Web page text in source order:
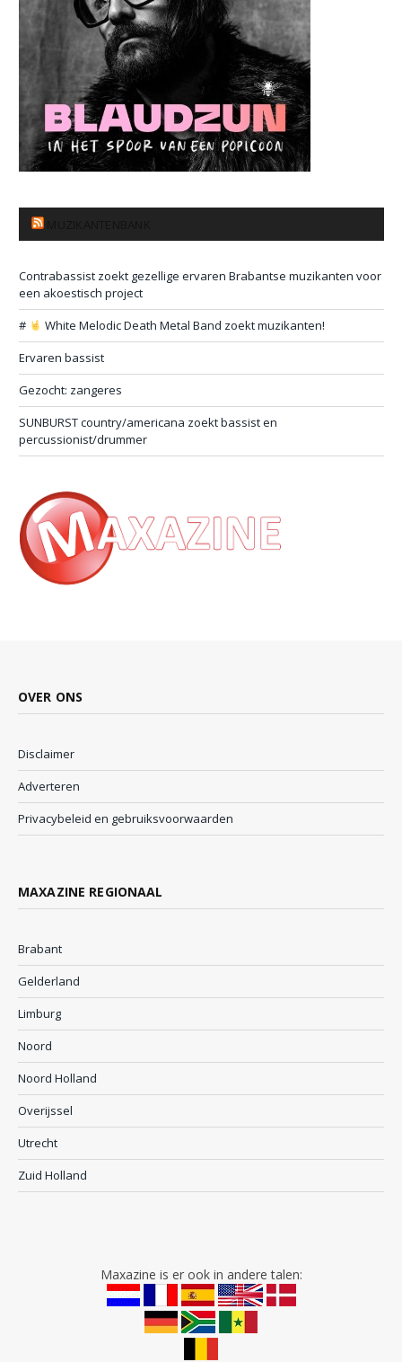
Contrabassist zoekt gezellige ervaren Brabantse muzikanten voor
een akoestisch project
#
White Melodic Death Metal Band zoekt muzikanten!
Ervaren bassist
Gezocht: zangeres
SUNBURST country/americana zoekt bassist en
percussionist/drummer
OVER ONS
Disclaimer
Adverteren
Privacybeleid en gebruiksvoorwaarden
MAXAZINE REGIONAAL
Brabant
Gelderland
Limburg
Noord
Noord Holland
Overijssel
Utrecht
Zuid Holland
Maxazine is er ook in andere talen: